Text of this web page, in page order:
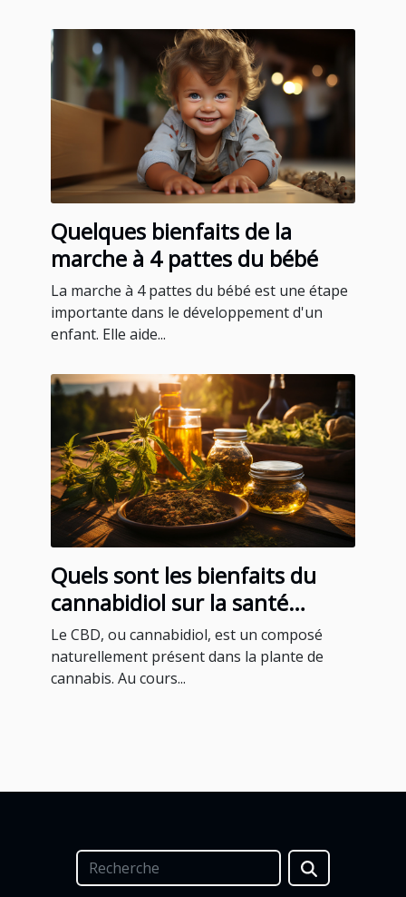
Quelques bienfaits de la
marche à 4 pattes du bébé
La marche à 4 pattes du bébé est une étape
importante dans le développement d'un
enfant. Elle aide...
Quels sont les bienfaits du
cannabidiol sur la santé
humaine ?
Le CBD, ou cannabidiol, est un composé
naturellement présent dans la plante de
cannabis. Au cours...